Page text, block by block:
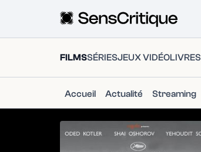
FILMSSÉRIESJEUX VIDÉOLIVRES
Accueil Actualité Streaming